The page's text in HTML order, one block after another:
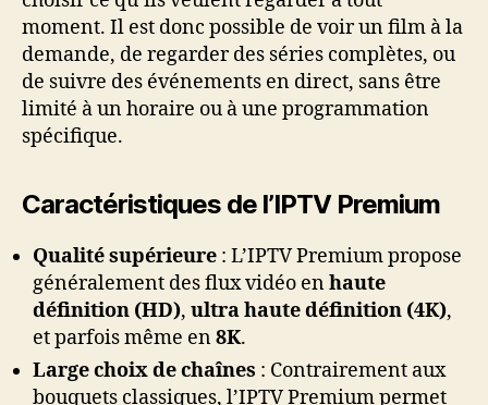
moment. Il est donc possible de voir un film à la
demande, de regarder des séries complètes, ou
de suivre des événements en direct, sans être
limité à un horaire ou à une programmation
spécifique.
Caractéristiques de l’IPTV Premium
Qualité supérieure : L’IPTV Premium propose
généralement des flux vidéo enhaute
définition (HD), ultra haute définition (4K),
et parfois même en8K.
Large choix de chaînes : Contrairement aux
bouquets classiques, l’IPTV Premium permet